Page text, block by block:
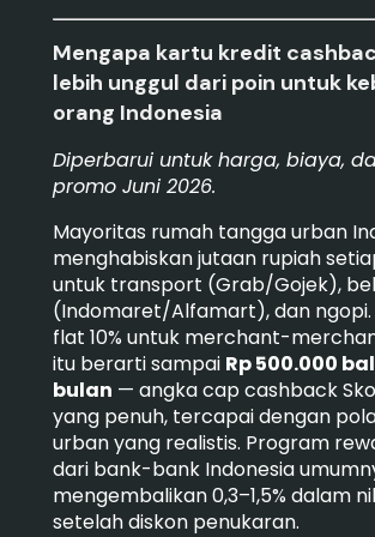
Mengapa kartu kredit
lebih unggul dari poin untuk
orang Indonesia
Diperbarui untuk harga, biaya,
promo Juni 2026.
Mayoritas rumah tangga urban
menghabiskan jutaan rupiah
untuk transport (Grab/Gojek),
(Indomaret/Alfamart), dan ngopi.
flat 10% untuk merchant-
itu berarti sampai Rp 500.000
bulan — angka cap cashback
yang penuh, tercapai dengan
urban yang realistis. Program
dari bank-bank Indonesia
mengembalikan 0,3–1,5% dalam
setelah diskon penukaran.